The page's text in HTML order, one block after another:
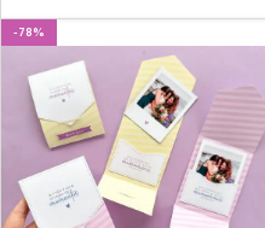
-78%